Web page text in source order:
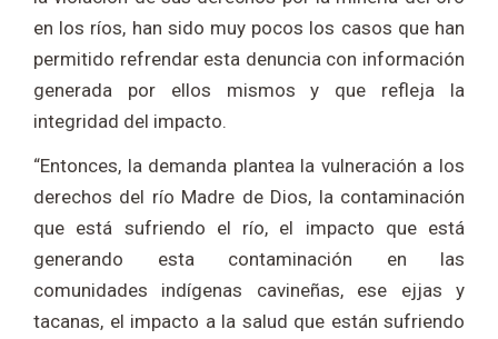
en los ríos, han sido muy pocos los casos que han
permitido refrendar esta denuncia con información
generada por ellos mismos y que refleja la
integridad del impacto.
“Entonces, la demanda plantea la vulneración a los
derechos del río Madre de Dios, la contaminación
que está sufriendo el río, el impacto que está
generando esta contaminación en las
comunidades indígenas cavineñas, ese ejjas y
tacanas, el impacto a la salud que están sufriendo